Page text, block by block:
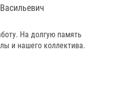
На долгую память
и нашего коллектива.